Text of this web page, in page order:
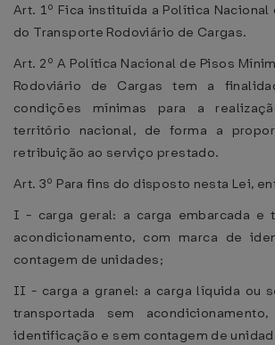
Art. 1º Fica instituída a Política Nacional
do Transporte Rodoviário de Cargas.
Art. 2º A Política Nacional de Pisos
Rodoviário de Cargas tem a
condições mínimas para a
território nacional, de forma a
retribuição ao serviço prestado.
Art. 3º Para fins do disposto nesta Lei,
I - carga geral: a carga embarcada e
acondicionamento, com marca de
contagem de unidades;
II - carga a granel: a carga líquida ou
transportada sem
identificação e sem contagem de